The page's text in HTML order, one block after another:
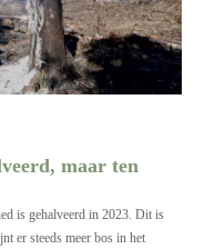
maar ten
is gehalveerd in 2023. Dit is
er steeds meer bos in het